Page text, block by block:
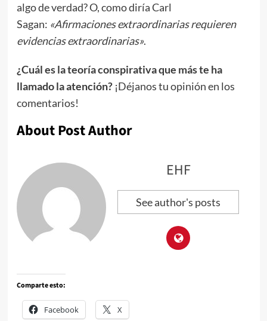
algo de verdad? O, como diría Carl
Sagan: «Afirmaciones extraordinarias requieren
evidencias extraordinarias».
¿Cuál es la teoría conspirativa que más te ha
llamado la atención?¡Déjanos tu opinión en los
comentarios!
About Post Author
EHF
See author's posts
Comparte esto:
Facebook X